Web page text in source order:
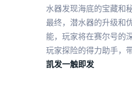
水器发现海底的宝藏和秘
最终，潜水器的升级和
能，玩家将在赛尔号的
玩家探险的得力助手，
凯发一触即发